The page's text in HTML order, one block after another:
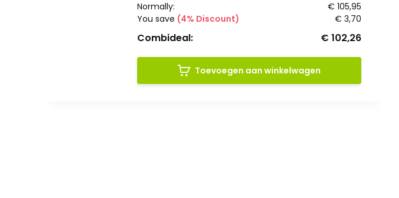
Normally:
€ 105,95
You save (4% Discount) € 3,70
Combideal: € 102,26
Toevoegen aan winkelwagen